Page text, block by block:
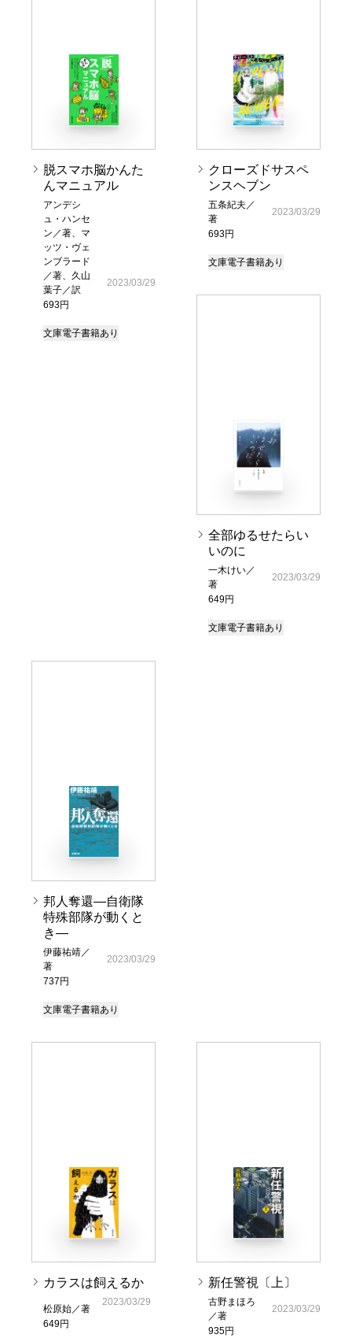
脱スマホ脳かんた
んマニュアル
アンデシ
ュ・ハンセ
ン／著、マ
ッツ・ヴェ
ンブラード
／著、久山
葉子／訳
693円
2023/03/29
文庫電子書籍あり
クローズドサスペ
ンスヘブン
五条紀夫／
著
693円
2023/03/29
文庫電子書籍あり
全部ゆるせたらい
いのに
一木けい／
著
649円
2023/03/29
文庫電子書籍あり
邦人奪還―自衛隊
特殊部隊が動くと
き―
伊藤祐靖／
著
737円
2023/03/29
文庫電子書籍あり
カラスは飼えるか
松原始／著
649円
2023/03/29
新任警視〔上〕
古野まほろ
／著
935円
2023/03/29